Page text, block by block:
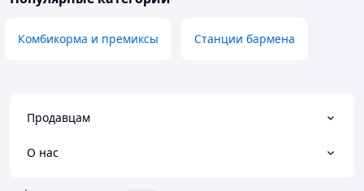
Комбикорма и премиксы Станции бармена
Продавцам
О нас